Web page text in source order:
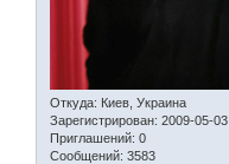
Откуда: Киев, Украина
Зарегистрирован: 2009-05-03
Приглашений: 0
Сообщений: 3583